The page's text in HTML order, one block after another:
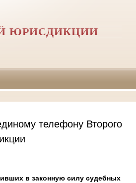
ЮРИСДИКЦИИ
телефону Второго
в законную силу судебных